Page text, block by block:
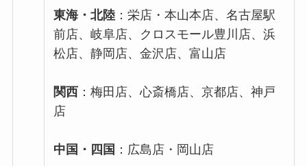
東海・北陸 ：栄店・本山本店、名古屋駅
前店、岐阜店、クロスモール豊川店、浜
松店、静岡店、金沢店、富山店
関西 ：梅田店、心斎橋店、京都店、神戸
店
中国・四国 ：広島店・岡山店